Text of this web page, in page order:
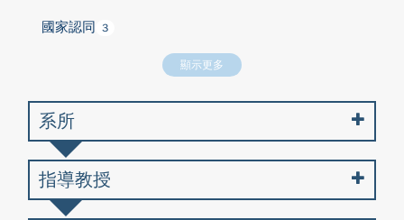
國家認同 3
顯示更多
系所
指導教授